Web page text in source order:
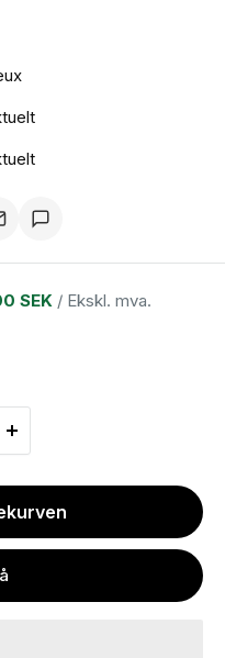
SEK / Ekskl. mva.